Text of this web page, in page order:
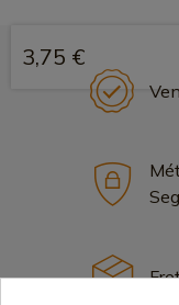
3,75 €